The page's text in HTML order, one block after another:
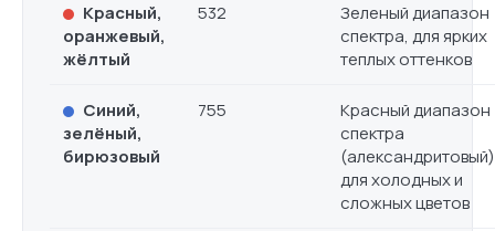
Красный,
оранжевый,
жёлтый
532
Зеленый диапазон
спектра, для ярких
теплых оттенков
Синий,
зелёный,
бирюзовый
755
Красный диапазон
спектра
для холодных и
сложных цветов